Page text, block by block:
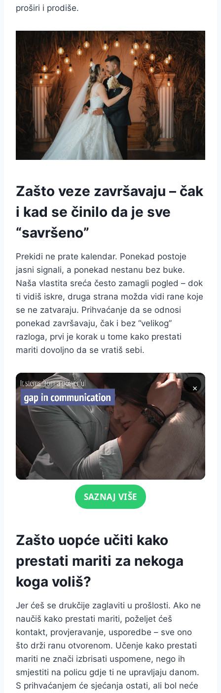
proširi i prodiše.
Zašto veze završavaju – čak
i kad se činilo da je sve
“savršeno”
Prekidi ne prate kalendar. Ponekad postoje
jasni signali, a ponekad nestanu bez buke.
Naša vlastita sreća često zamagli pogled – dok
ti vidiš iskre, druga strana možda vidi rane koje
se ne zatvaraju. Prihvaćanje da se odnosi
ponekad završavaju, čak i bez “velikog”
razloga, prvi je korak u tome kako prestati
mariti dovoljno da se vratiš sebi.
×
Click for soundSAZNAJ VIŠE
Zašto uopće učiti kako
prestati mariti za nekoga
koga voliš?
Jer ćeš se drukčije zaglaviti u prošlosti. Ako ne
naučiš kako prestati mariti, poželjet ćeš
kontakt, provjeravanje, usporedbe – sve ono
što drži ranu otvorenom. Učenje kako prestati
mariti ne znači izbrisati uspomene, nego ih
smjestiti na policu gdje ti ne upravljaju danom.
S prihvaćanjem će sjećanja ostati, ali bol neće